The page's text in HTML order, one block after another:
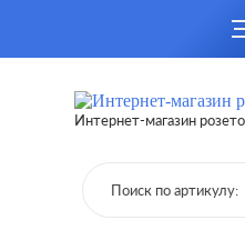
Интернет-магазин